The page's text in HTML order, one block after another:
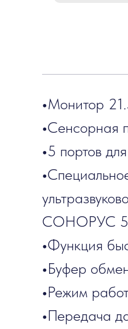
•Монитор
•Сенсорная
•5 портов
•
СОНОРУС
•Функция
•Буфер
•Режим
•Передача